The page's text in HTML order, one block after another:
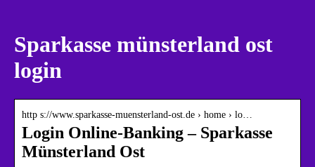
Sparkasse münsterland ost
login
http s://www.sparkasse-muensterland-ost.de › home › lo…
Login Online-Banking – Sparkasse
Münsterland Ost